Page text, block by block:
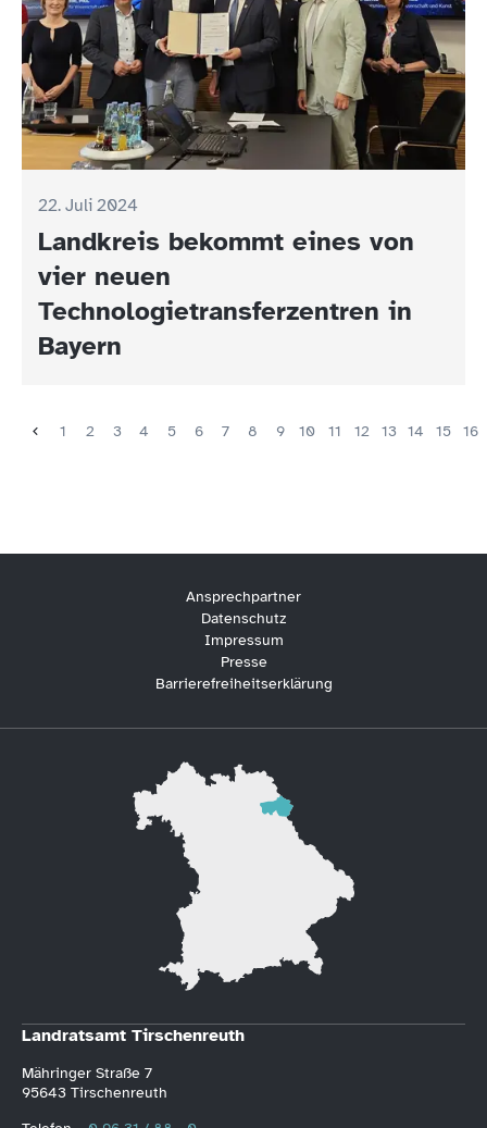
22. Juli 2024
Landkreis bekommt eines von
vier neuen
Technologietransferzentren in
Bayern
1 2 3 4 5 6 7 8 9 10 11 12 13 14 15 16
Ansprechpartner
Datenschutz
Impressum
Presse
Barrierefreiheitserklärung
Landratsamt Tirschenreuth
Mähringer Straße 7
95643 Tirschenreuth